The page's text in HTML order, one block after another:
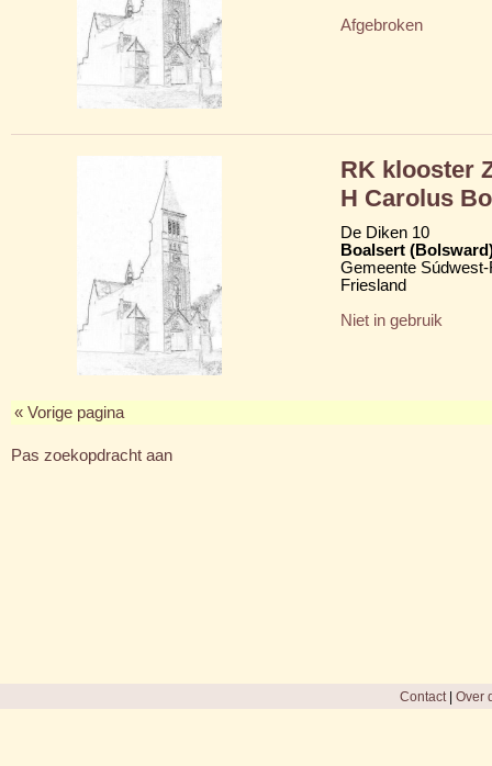
Afgebroken
RK klooster
H Carolus
De Diken 10
Boalsert
Gemeente
Friesland
Niet in gebruik
« Vorige pagina
Pas zoekopdracht aan
Contact| Over